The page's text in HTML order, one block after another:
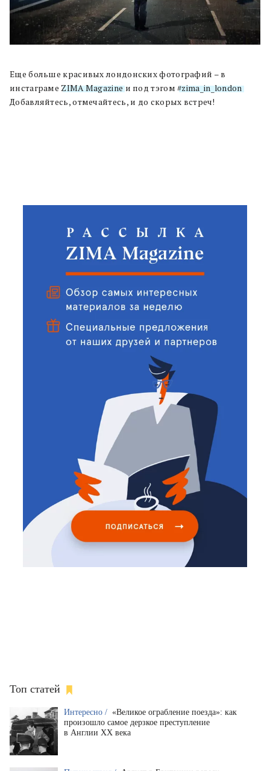
Еще больше красивых лондонских фотографий – в
инстаграме ZIMA Magazineи под тэгом#zima_in_london.
Добавляйтесь, отмечайтесь, и до скорых встреч!
Топ статей
Интересно / «Великое ограбление поезда»: как
произошло самое дерзкое преступление
в Англии XX века